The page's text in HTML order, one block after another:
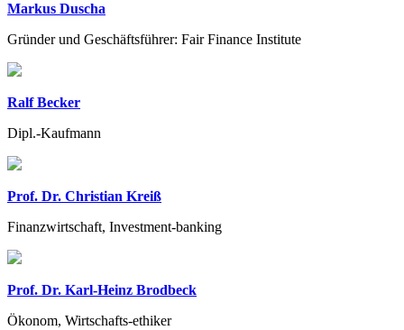
Markus Duscha
Gründer und Geschäftsführer: Fair Finance Institute
Ralf Becker
Dipl.-Kaufmann
Prof. Dr. Christian Kreiß
Finanzwirtschaft, Investment-banking
Prof. Dr. Karl-Heinz Brodbeck
Ökonom, Wirtschafts-ethiker